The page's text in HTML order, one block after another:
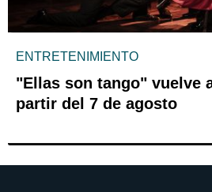
ENTRETENIMIENTO
"Ellas son tango" vuelve
partir del 7 de agosto